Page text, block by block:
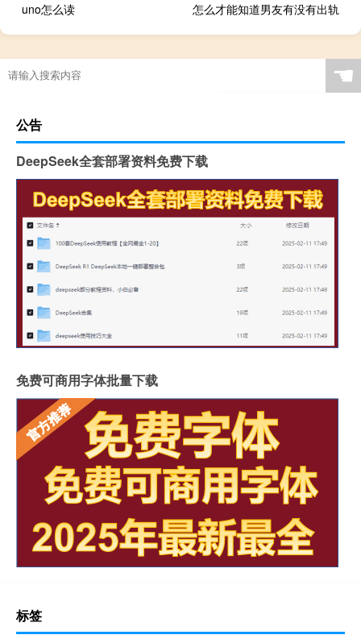
uno怎么读
怎么才能知道男友有没有出轨
☚
公告
DeepSeek全套部署资料免费下载
免费可商用字体批量下载
标签